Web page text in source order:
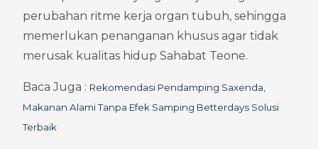
perubahan ritme kerja organ tubuh, sehingga
memerlukan penanganan khusus agar tidak
merusak kualitas hidup Sahabat Teone.
Baca Juga : Rekomendasi Pendamping Saxenda,
Makanan Alami Tanpa Efek Samping Betterdays Solusi
Terbaik